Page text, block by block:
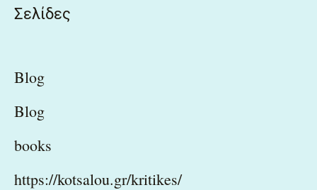
Σελίδες
Blog
Blog
books
https://kotsalou.gr/kritikes/